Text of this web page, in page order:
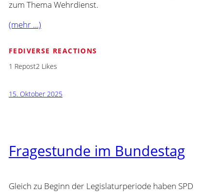
zum Thema Wehrdienst.
(mehr …)
FEDIVERSE REACTIONS
1 Repost2 Likes
15. Oktober 2025
Fragestunde im Bundestag
Gleich zu Beginn der Legislaturperiode haben SPD